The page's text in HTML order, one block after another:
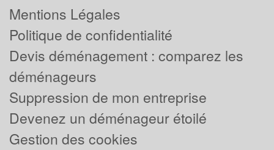
Mentions Légales
Politique de confidentialité
Devis déménagement : comparez les
déménageurs
Suppression de mon entreprise
Devenez un déménageur étoilé
Gestion des cookies